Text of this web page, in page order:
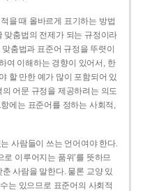
을 때 올바르게 표기하는 방법
맞춤법의 전제가 되는 규정이라
춤법과 표준어 규정을 뚜렷이
여 이해하는 경향이 있어서, 한
할 만한 예가 많이 포함되어 있
어문 규정을 제공하려는 의도
에는 표준어를 정하는 사회적,
사람들이 쓰는 언어여야 한다.
로 이루어지는 품위’를 뜻하므
사람을 말한다. 물론 교양 있
는 있으므로 표준어의 사회적